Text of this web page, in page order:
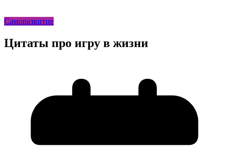
Саморазвитие
Цитаты про игру в жизни